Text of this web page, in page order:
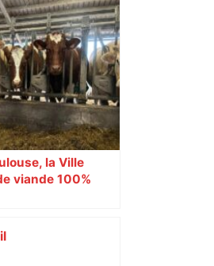
la Ville
viande 100%